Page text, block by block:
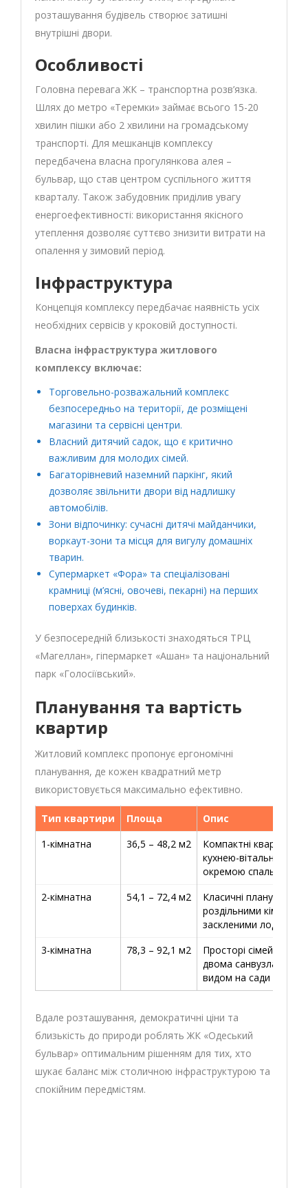
розташування будівель створює затишні
внутрішні двори.
Особливості
Головна перевага ЖК – транспортна розв’язка.
Шлях до метро «Теремки» займає всього 15-20
хвилин пішки або 2 хвилини на громадському
транспорті. Для мешканців комплексу
передбачена власна прогулянкова алея –
бульвар, що став центром суспільного життя
кварталу. Також забудовник приділив увагу
енергоефективності: використання якісного
утеплення дозволяє суттєво знизити витрати на
опалення у зимовий період.
Інфраструктура
Концепція комплексу передбачає наявність усіх
необхідних сервісів у кроковій доступності.
Власна інфраструктура житлового
комплексу включає:
Торговельно-розважальний комплекс
безпосередньо на території, де розміщені
магазини та сервісні центри.
Власний дитячий садок, що є критично
важливим для молодих сімей.
Багаторівневий наземний паркінг, який
дозволяє звільнити двори від надлишку
автомобілів.
Зони відпочинку: сучасні дитячі майданчики,
воркаут-зони та місця для вигулу домашніх
тварин.
Супермаркет «Фора» та спеціалізовані
крамниці (м’ясні, овочеві, пекарні) на перших
поверхах будинків.
У безпосередній близькості знаходяться ТРЦ
«Магеллан», гіпермаркет «Ашан» та національний
парк «Голосіївський».
Планування та вартість
квартир
Житловий комплекс пропонує ергономічні
планування, де кожен квадратний метр
використовується максимально ефективно.
Тип квартири Площа
Опис
1-кімнатна
36,5 – 48,2 м2
Компактні квартири
кухнею-вітальнею та
окремою спальнею.
2-кімнатна
54,1 – 72,4 м2
Класичні планування з
роздільними
заскленими лоджіями.
3-кімнатна
78,3 – 92,1 м2
Просторі сімейні
двома санвузлами
видом на сади або
Вдале розташування, демократичні ціни та
близькість до природи роблять ЖК «Одеський
бульвар» оптимальним рішенням для тих, хто
шукає баланс між столичною інфраструктурою та
спокійним передмістям.